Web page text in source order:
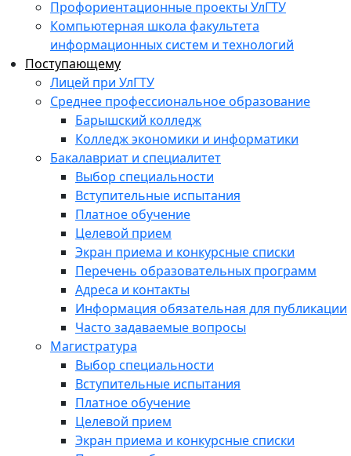
Профориентационные проекты УлГТУ
Компьютерная школа факультета
информационных систем и технологий
Поступающему
Лицей при УлГТУ
Среднее профессиональное образование
Барышский колледж
Колледж экономики и информатики
Бакалавриат и специалитет
Выбор специальности
Вступительные испытания
Платное обучение
Целевой прием
Экран приема и конкурсные списки
Перечень образовательных программ
Адреса и контакты
Информация обязательная для публикации
Часто задаваемые вопросы
Магистратура
Выбор специальности
Вступительные испытания
Платное обучение
Целевой прием
Экран приема и конкурсные списки